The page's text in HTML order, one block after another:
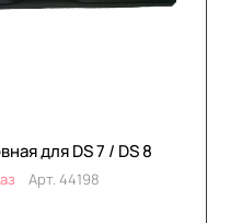
для DS 7 / DS 8
Арт. 44198